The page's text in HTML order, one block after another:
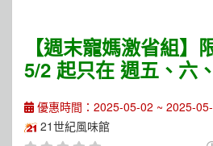
【週末寵媽激省組】
5/2 起只在 週五、六
優惠時間：2025-05-02 ~ 2025-
21世紀風味館